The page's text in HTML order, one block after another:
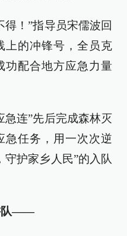
得！”指导员宋儒波回
上的冲锋号，全员克
功配合地方应急力量
急连”先后完成森林灭
急任务，用一次次逆
护家乡人民”的入队
队——